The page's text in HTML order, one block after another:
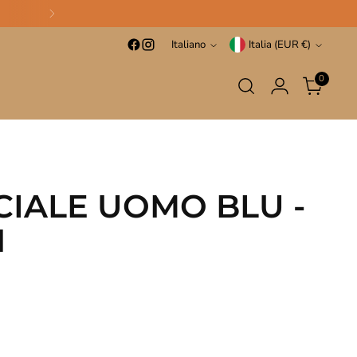
Lingua
Italiano Valuta Italia (EUR €)
0
UOMO BLU -